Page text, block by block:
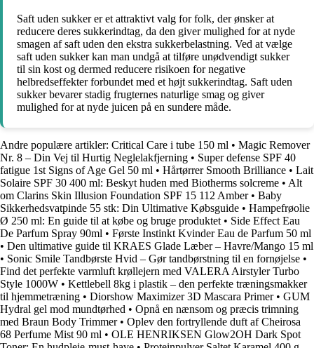
Saft uden sukker er et attraktivt valg for folk, der ønsker at
reducere deres sukkerindtag, da den giver mulighed for at nyde
smagen af saft uden den ekstra sukkerbelastning. Ved at vælge
saft uden sukker kan man undgå at tilføre unødvendigt sukker
til sin kost og dermed reducere risikoen for negative
helbredseffekter forbundet med et højt sukkerindtag. Saft uden
sukker bevarer stadig frugternes naturlige smag og giver
mulighed for at nyde juicen på en sundere måde.
Andre populære artikler: Critical Care i tube 150 ml • Magic Remover
Nr. 8 – Din Vej til Hurtig Neglelakfjerning • Super defense SPF 40
fatigue 1st Signs of Age Gel 50 ml • Hårtørrer Smooth Brilliance • Lait
Solaire SPF 30 400 ml: Beskyt huden med Biotherms solcreme • Alt
om Clarins Skin Illusion Foundation SPF 15 112 Amber• Baby
Sikkerhedsvatpinde 55 stk: Din Ultimative Købsguide • Hampefrøolie
Ø 250 ml: En guide til at købe og bruge produktet • Side Effect Eau
De Parfum Spray 90ml • Første Instinkt Kvinder Eau de Parfum 50 ml
• Den ultimative guide til KRAES Glade Læber – Havre/Mango 15 ml
• Sonic Smile Tandbørste Hvid – Gør tandbørstning til en fornøjelse •
Find det perfekte varmluft krøllejern med VALERA Airstyler Turbo
Style 1000W • Kettlebell 8kg i plastik – den perfekte træningsmakker
til hjemmetræning • Diorshow Maximizer 3D Mascara Primer• GUM
Hydral gel mod mundtørhed • Opnå en nænsom og præcis trimning
med Braun Body Trimmer• Oplev den fortryllende duft af Cheirosa
68 Perfume Mist 90 ml • OLE HENRIKSEN Glow2OH Dark Spot